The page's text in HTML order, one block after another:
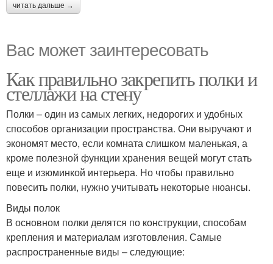
читать дальше →
Вас может заинтересовать
Как правильно закрепить полки и
стеллажи на стену
Полки – один из самых легких, недорогих и удобных
способов организации пространства. Они выручают и
экономят место, если комната слишком маленькая, а
кроме полезной функции хранения вещей могут стать
еще и изюминкой интерьера. Но чтобы правильно
повесить полки, нужно учитывать некоторые нюансы.
Виды полок
В основном полки делятся по конструкции, способам
крепления и материалам изготовления. Самые
распространенные виды – следующие: